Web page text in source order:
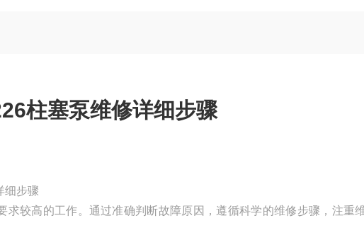
柱塞泵维修详细步骤
细步骤
求较高的工作。通过准确判断故障原因，遵循科学的维修步骤，注重